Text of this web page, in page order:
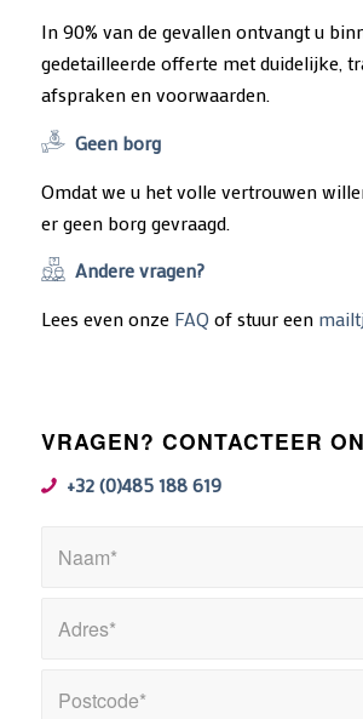
In 90% van de gevallen ontvangt u
gedetailleerde offerte met duidelijke,
afspraken en voorwaarden.
Geen borg
Omdat we u het volle vertrouwen
er geen borg gevraagd.
Andere vragen?
Lees even onze FAQ of stuur een
VRAGEN? CONTACTEER
+32 (0)485 188 619